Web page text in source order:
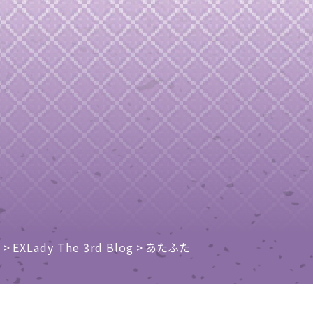
> EXLady The 3rd Blog > あたふた